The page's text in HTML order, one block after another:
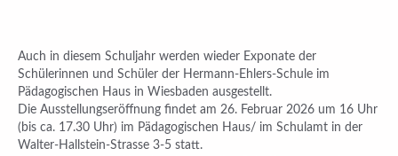
Auch in diesem Schuljahr werden wieder Exponate der
Schülerinnen und Schüler der Hermann-Ehlers-Schule im
Pädagogischen Haus in Wiesbaden ausgestellt.
Die Ausstellungseröffnung findet am 26. Februar 2026 um 16 Uhr
(bis ca. 17.30 Uhr) im Pädagogischen Haus/ im Schulamt in der
Walter-Hallstein-Strasse 3-5 statt.